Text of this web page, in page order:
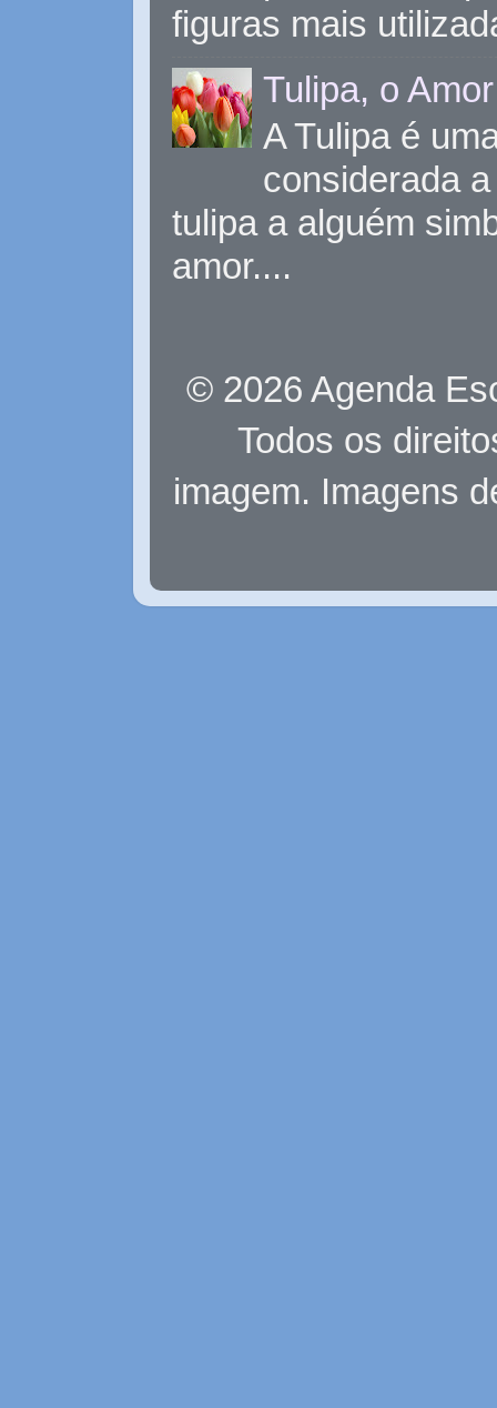
figuras mais
Tulipa, o
A Tulipa é
considerada
tulipa a alguém
amor....
© 2026 Agenda
Todos os
imagem. Imagens